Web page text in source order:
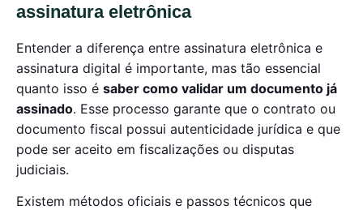
assinatura eletrônica
Entender a diferença entre assinatura eletrônica e
assinatura digital é importante, mas tão essencial
quanto isso é saber como validar um documento já
assinado. Esse processo garante que o contrato ou
documento fiscal possui autenticidade jurídica e que
pode ser aceito em fiscalizações ou disputas
judiciais.
Existem métodos oficiais e passos técnicos que